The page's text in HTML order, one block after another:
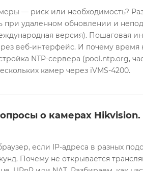
— риск или необходимость?
при удаленном обновлении и
версия). Пошаговая
веб-интерфейс. И почему время
NTP-сервера (pool.ntp.org,
камер через iVMS-4200.
о камерах Hikvision.
если IP-адреса в разных
Почему не открывается